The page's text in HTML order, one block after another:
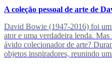
A coleção pessoal de arte de
David Bowie (1947-2016) foi
ator e uma verdadeira lenda.
ávido colecionador de arte?
objetos inspiradores, reunindo